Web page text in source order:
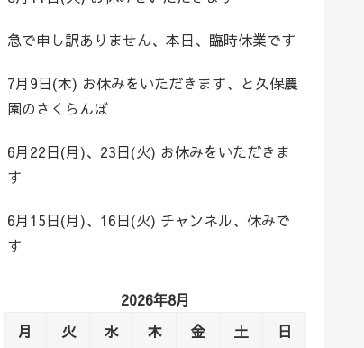
急で申し訳ありません、本日、臨時休業です
7月9日(木) お休みをいただきます、と久保農
園のさくらんぼ
6月22日(月)、23日(火) お休みをいただきま
す
6月15日(月)、16日(火) チャンネル、休みで
す
2026年8月
月
火 水 木 金 土
日